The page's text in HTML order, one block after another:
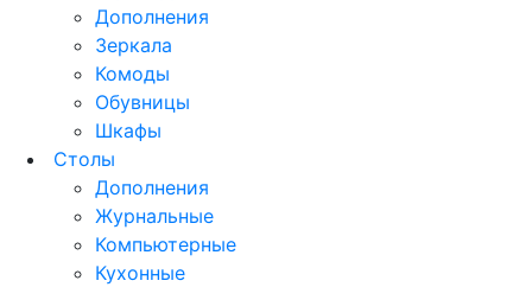
Дополнения
Зеркала
Комоды
Обувницы
Шкафы
Столы
Дополнения
Журнальные
Компьютерные
Кухонные